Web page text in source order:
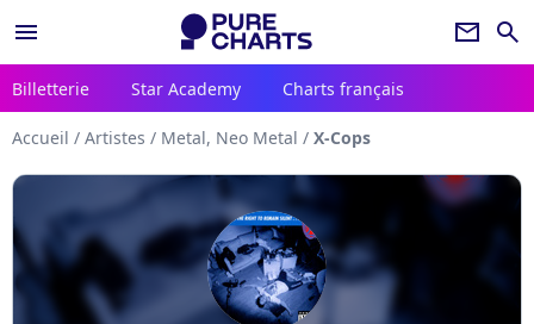
menu newsletter search
Billetterie Star Academy Charts français
Accueil / Artistes / Metal, Neo Metal / X-Cops